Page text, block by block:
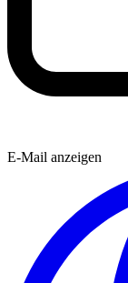
E-Mail anzeigen